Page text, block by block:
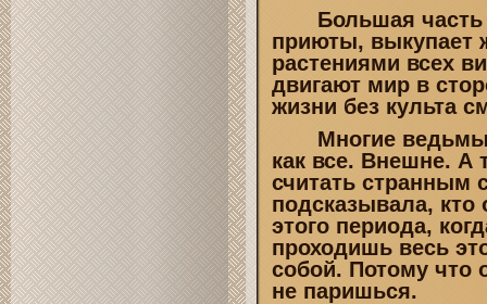
Большая часть
приюты, выкупает
растениями всех
двигают мир в
жизни без культа
Многие ведьмы
как все. Внешне. А
считать странным
подсказывала,
этого периода,
проходишь весь
собой. Потому что
не паришься.